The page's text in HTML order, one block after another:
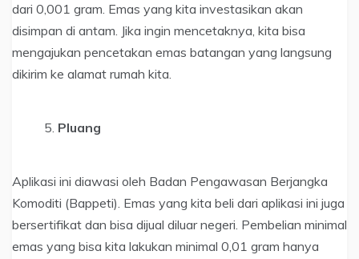
dari 0,001 gram. Emas yang kita investasikan akan
disimpan di antam. Jika ingin mencetaknya, kita bisa
mengajukan pencetakan emas batangan yang langsung
dikirim ke alamat rumah kita.
Pluang
Aplikasi ini diawasi oleh Badan Pengawasan Berjangka
Komoditi (Bappeti). Emas yang kita beli dari aplikasi ini juga
bersertifikat dan bisa dijual diluar negeri. Pembelian minimal
emas yang bisa kita lakukan minimal 0,01 gram hanya